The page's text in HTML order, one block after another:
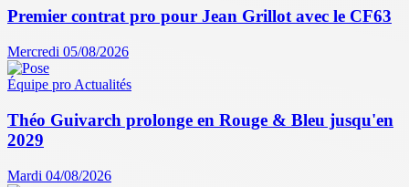
Premier contrat pro pour Jean Grillot avec le CF63
Mercredi 05/08/2026
Équipe pro Actualités
Théo Guivarch prolonge en Rouge & Bleu jusqu'en
2029
Mardi 04/08/2026